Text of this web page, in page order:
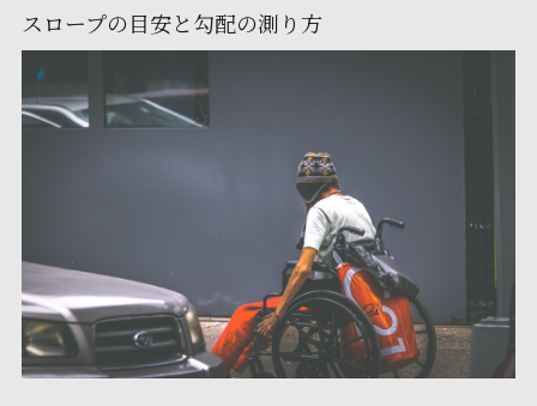
スロープの目安と勾配の測り方